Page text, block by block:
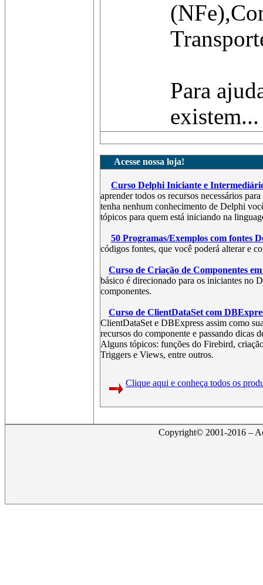
Para
existem...
Acesse nossa loja!
Curso Delphi Iniciante e
aprender todos os recursos necessários
tenha nenhum conhecimento de Delphi
tópicos para quem está iniciando na
50 Programas/Exemplos com fontes
códigos fontes, que você poderá alterar e
Curso de Criação de Componentes
básico é direcionado para os iniciantes no
componentes.
Curso de ClientDataSet com
ClientDataSet e DBExpress assim como
recursos do componente e passando dicas
Alguns tópicos: funções do Firebird,
Triggers e Views, entre outros.
Clique aqui e conheça todos os
Copyright© 2001-2016 –